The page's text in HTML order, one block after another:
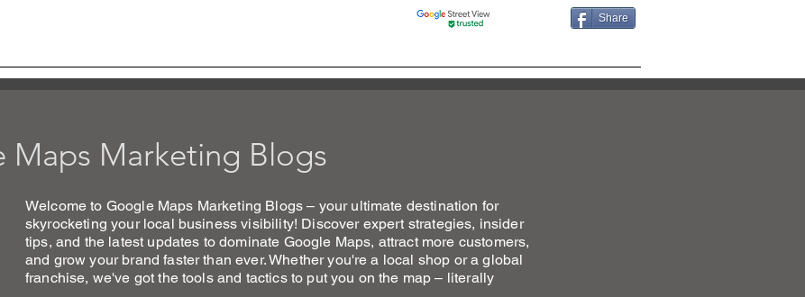
Share
Marketing Blogs
Welcome to Google Maps Marketing Blogs – your ultimate destination for
skyrocketing your local business visibility! Discover expert strategies, insider
tips, and the latest updates to dominate Google Maps, attract more customers,
and grow your brand faster than ever. Whether you're a local shop or a global
franchise, we've got the tools and tactics to put you on the map – literally